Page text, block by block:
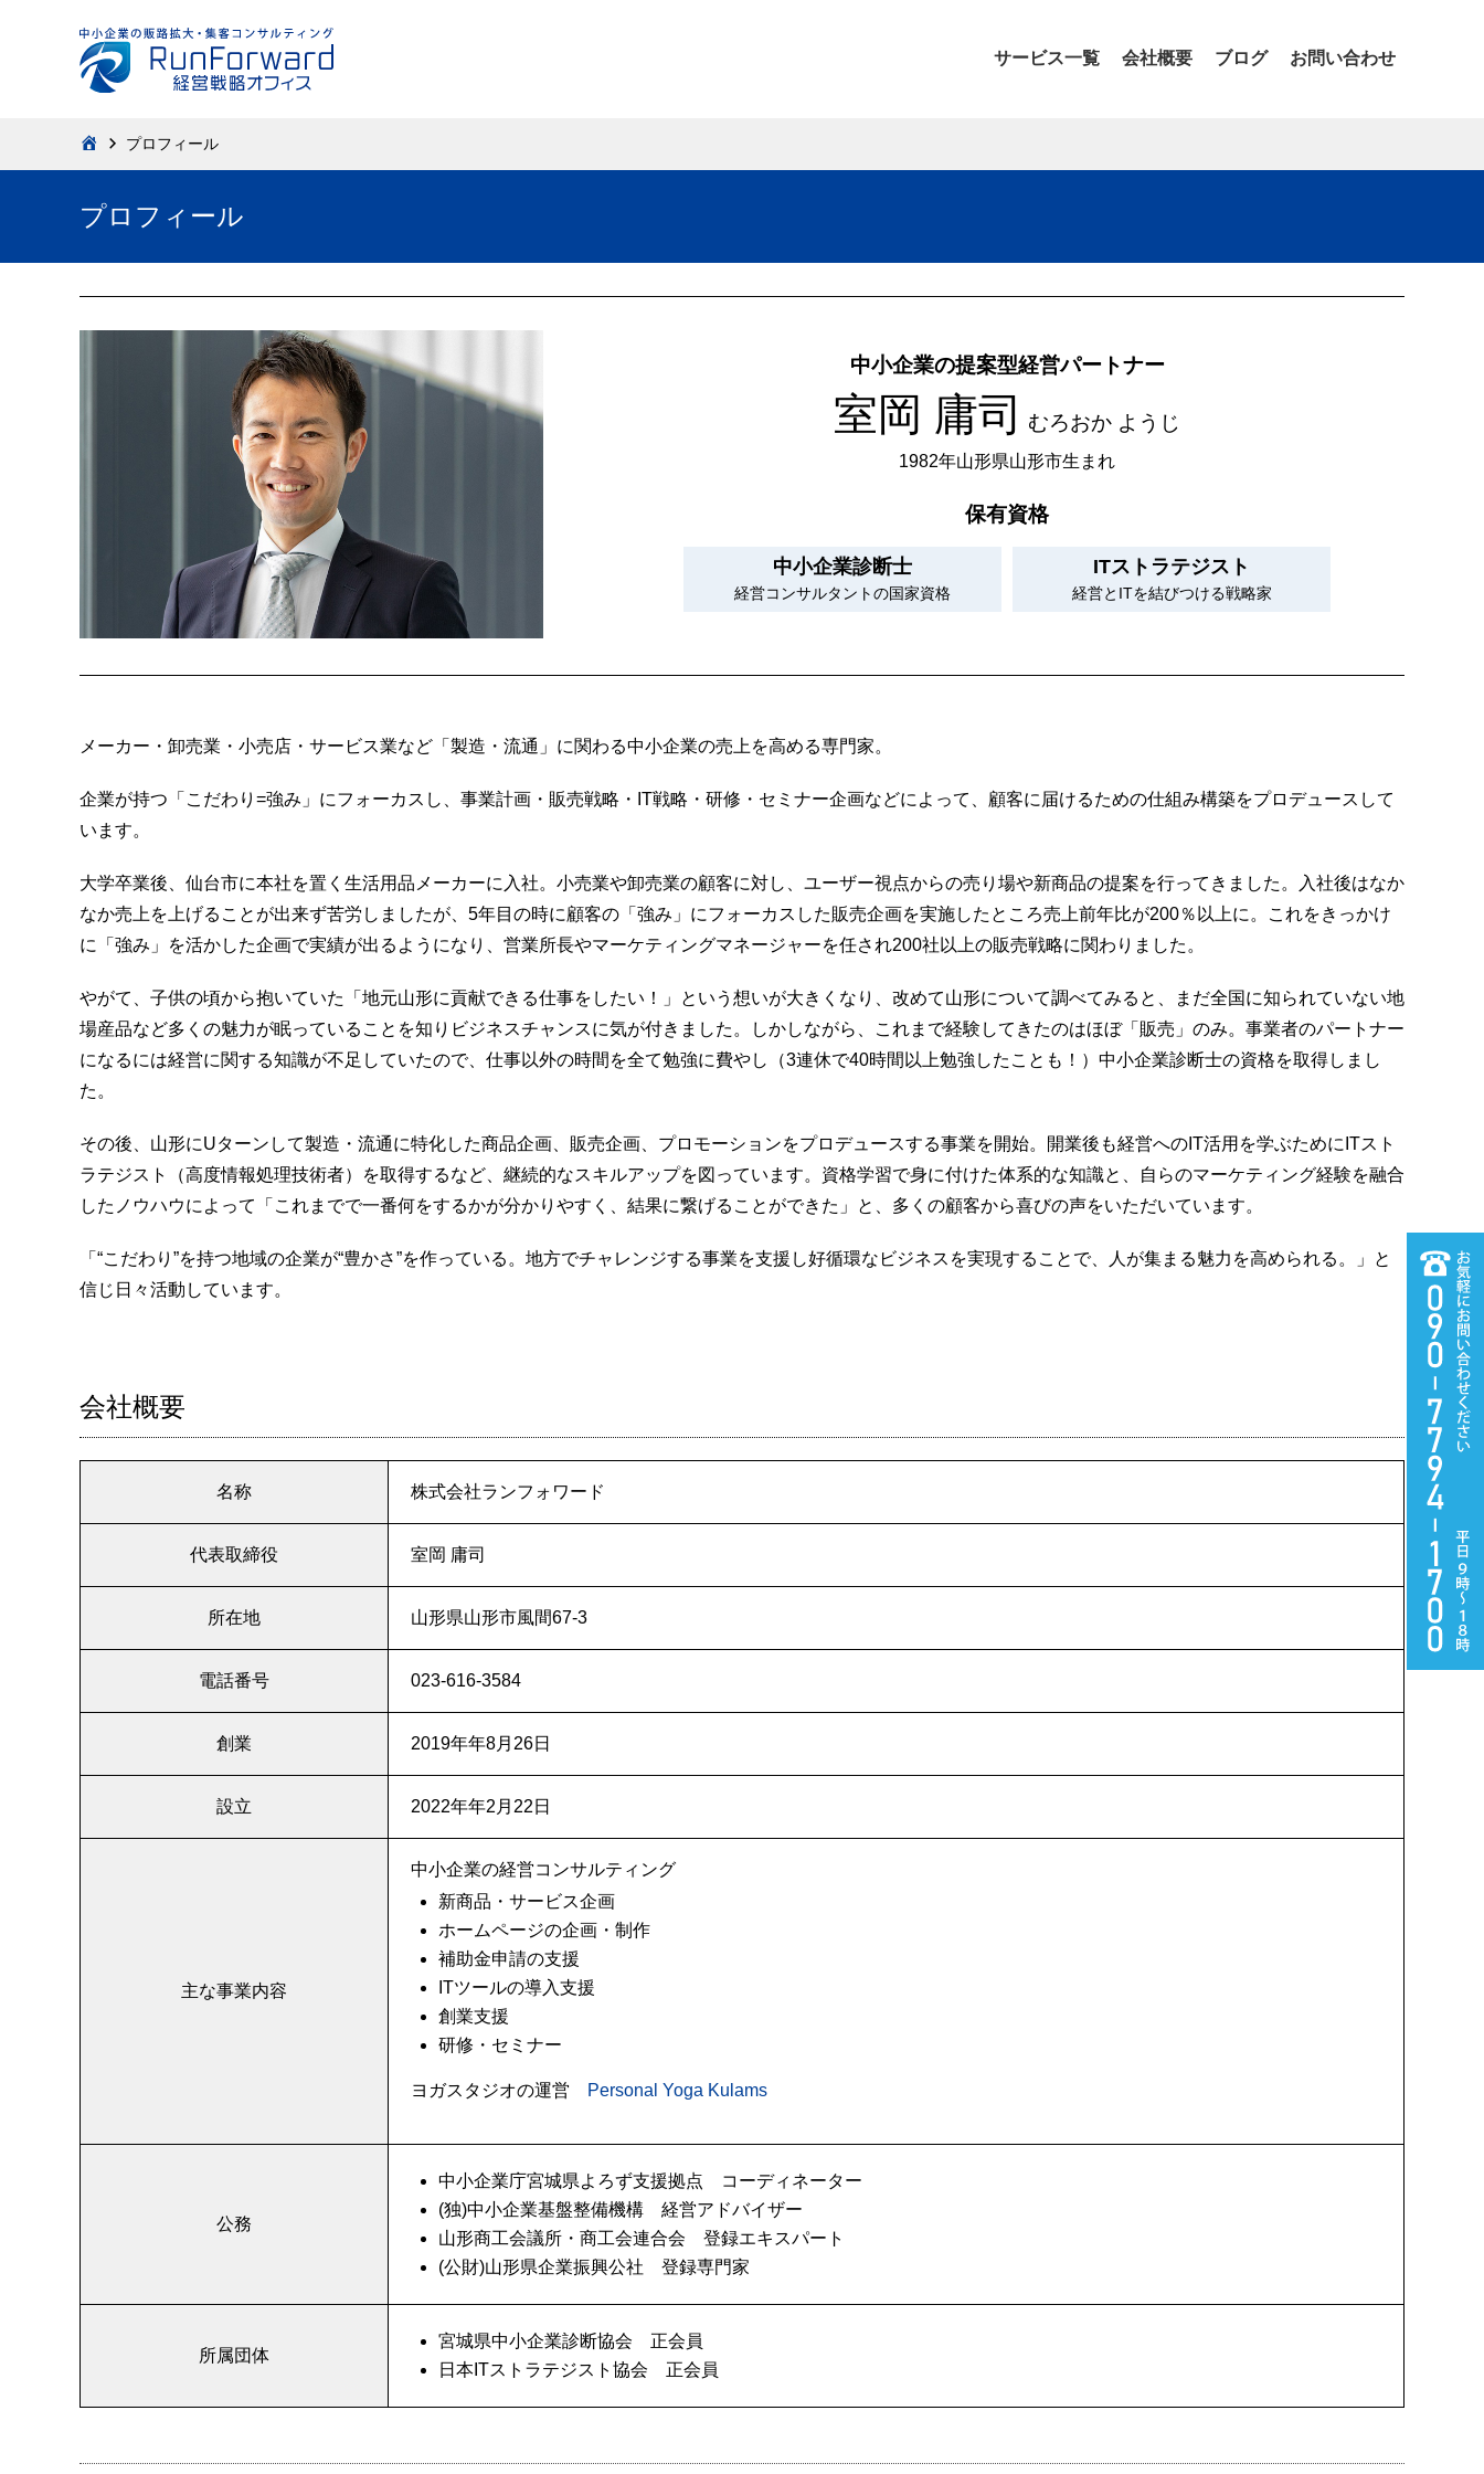
サービス一覧 会社概要 ブログ お問い合わせ
HOMEプロフィール
プロフィール
中小企業の提案型経営パートナー
室岡 庸司 むろおか ようじ
1982年山形県山形市生まれ
保有資格
中小企業診断士
経営コンサルタントの国家資格
ITストラテジスト
経営とITを結びつける戦略家
メーカー・卸売業・小売店・サービス業など「製造・流通」に関わる中小企業の売上を高める専門家。
企業が持つ「こだわり=強み」にフォーカスし、事業計画・販売戦略・IT戦略・研修・セミナー企画などによって、顧客に届けるための仕組み構築をプロデュースして
います。
大学卒業後、仙台市に本社を置く生活用品メーカーに入社。小売業や卸売業の顧客に対し、ユーザー視点からの売り場や新商品の提案を行ってきました。入社後はなか
なか売上を上げることが出来ず苦労しましたが、5年目の時に顧客の「強み」にフォーカスした販売企画を実施したところ売上前年比が200％以上に。これをきっかけ
に「強み」を活かした企画で実績が出るようになり、営業所長やマーケティングマネージャーを任され200社以上の販売戦略に関わりました。
やがて、子供の頃から抱いていた「地元山形に貢献できる仕事をしたい！」という想いが大きくなり、改めて山形について調べてみると、まだ全国に知られていない地
場産品など多くの魅力が眠っていることを知りビジネスチャンスに気が付きました。しかしながら、これまで経験してきたのはほぼ「販売」のみ。事業者のパートナー
になるには経営に関する知識が不足していたので、仕事以外の時間を全て勉強に費やし（3連休で40時間以上勉強したことも！）中小企業診断士の資格を取得しまし
た。
その後、山形にUターンして製造・流通に特化した商品企画、販売企画、プロモーションをプロデュースする事業を開始。開業後も経営へのIT活用を学ぶためにITスト
ラテジスト（高度情報処理技術者）を取得するなど、継続的なスキルアップを図っています。資格学習で身に付けた体系的な知識と、自らのマーケティング経験を融合
したノウハウによって「これまでで一番何をするかが分かりやすく、結果に繋げることができた」と、多くの顧客から喜びの声をいただいています。
「“こだわり”を持つ地域の企業が“豊かさ”を作っている。地方でチャレンジする事業を支援し好循環なビジネスを実現することで、人が集まる魅力を高められる。」と
信じ日々活動しています。
会社概要
名称 株式会社ランフォワード
代表取締役 室岡 庸司
所在地 山形県山形市風間67-3
電話番号 023-616-3584
創業 2019年年8月26日
設立 2022年年2月22日
主な事業内容
中小企業の経営コンサルティング
新商品・サービス企画
ホームページの企画・制作
補助金申請の支援
ITツールの導入支援
創業支援
研修・セミナー
ヨガスタジオの運営 Personal Yoga Kulams
公務
中小企業庁宮城県よろず支援拠点 コーディネーター
(独)中小企業基盤整備機構 経営アドバイザー
山形商工会議所・商工会連合会 登録エキスパート
(公財)山形県企業振興公社 登録専門家
所属団体
宮城県中小企業診断協会 正会員
日本ITストラテジスト協会 正会員